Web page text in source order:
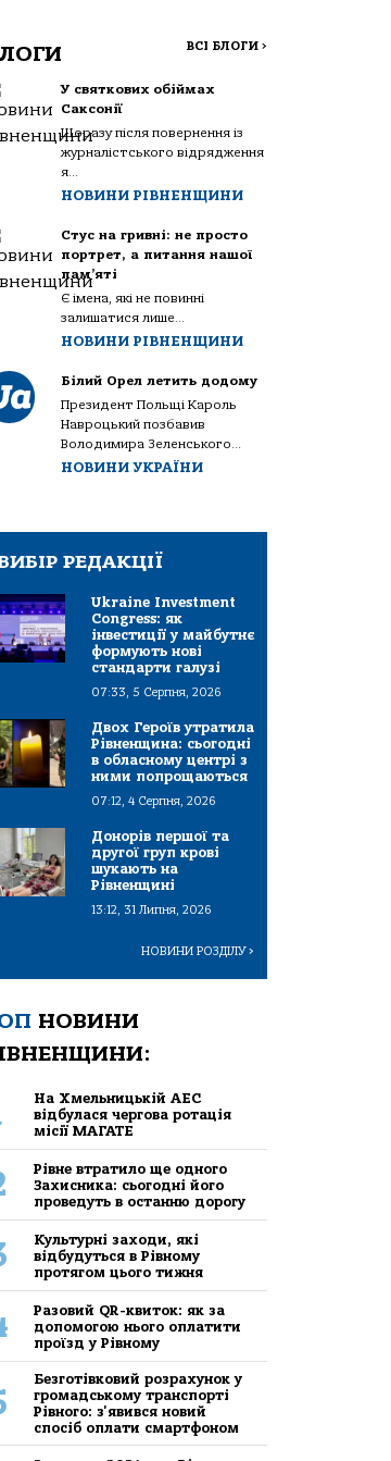
ВСІ БЛОГИ >
У святкових обіймах
Саксонії
Щоразу після повернення із
журналістського відрядження
я...
НОВИНИ РІВНЕНЩИНИ
Стус на гривні: не просто
портрет, а питання нашої
пам’яті
Є імена, які не повинні
залишатися лише...
НОВИНИ РІВНЕНЩИНИ
Білий Орел летить додому
Президент Польщі Кароль
Навроцький позбавив
Володимира Зеленського...
НОВИНИ УКРАЇНИ
РЕДАКЦІЇ
Ukraine Investment
Congress: як
інвестиції у майбутнє
формують нові
стандарти галузі
07:33, 5 Серпня, 2026
Двох Героїв утратила
Рівненщина: сьогодні
в обласному центрі з
ними попрощаються
07:12, 4 Серпня, 2026
Донорів першої та
другої груп крові
шукають на
Рівненщині
13:12, 31 Липня, 2026
НОВИНИ РОЗДІЛУ>
НОВИНИ
На Хмельницькій АЕС
відбулася чергова ротація
місії МАГАТЕ
Рівне втратило ще одного
Захисника: сьогодні його
проведуть в останню дорогу
Культурні заходи, які
відбудуться в Рівному
протягом цього тижня
Разовий QR-квиток: як за
допомогою нього оплатити
проїзд у Рівному
Безготівковий розрахунок у
громадському транспорті
Рівного: з'явився новий
спосіб оплати смартфоном